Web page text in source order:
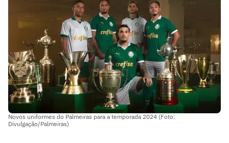
Novos uniformes do Palmeiras para a temporada 2024 (Foto:
Divulgação/Palmeiras)